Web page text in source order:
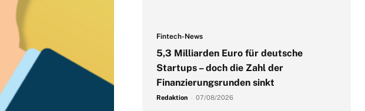
Fintech-News
5,3 Milliarden Euro für deutsche
Startups – doch die Zahl der
Finanzierungsrunden sinkt
Redaktion 07/08/2026